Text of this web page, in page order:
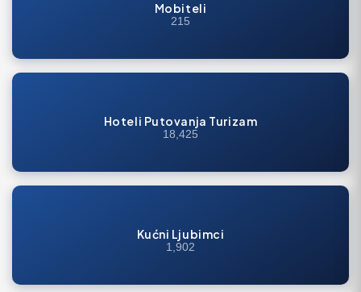
Mobiteli
215
Hoteli Putovanja Turizam
18,425
Kućni Ljubimci
1,902